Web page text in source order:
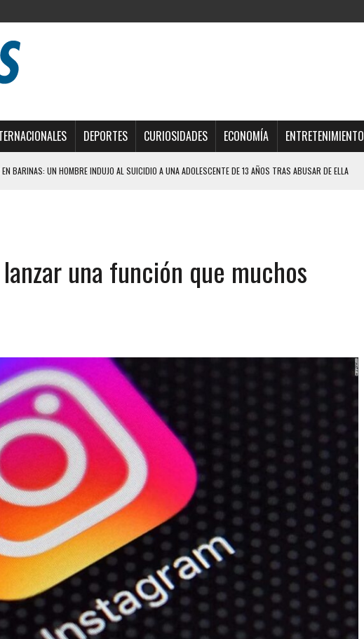
DEPORTES CURIOSIDADES ECONOMÍA ENTRETENIMIENTO
FORMA EN LA QUE SOBREVIVIÓ UN HOMBRE Y SU FAMILIA TRAS LOS TERREMOTOS: CAYERON
SU NEVERA MIENTRAS LA CASA SE INUNDABA
DE CALLE Y MURIÓ A MANOS DE VARIOS DE ELLOS EN MATURÍN
EN EL CENTRO DE CARACAS CON MÁS DE 20 PERSONAS ADENTRO
CUCHILLO A SUS HIJOS, UNO PERDIÓ LA VIDA
EN MONAGAS: HALLARON EL CUERPO DENTRO DE SU CASA
ASESINATO DE UNA ADOLESCENTE VENEZOLANA EN REUNIÓN CON AMIGOS
FALTA DE TRATAMIENTO DESENCADENÓ TRAGEDIA FAMILIAR
INDUJO AL SUICIDIO A UNA ADOLESCENTE DE 13 AÑOS TRAS ABUSAR DE ELLA
una función que muchos